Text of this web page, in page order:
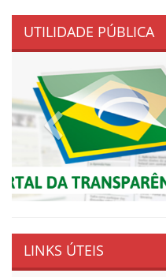
UTILIDADE PÚBLICA
Previous
LINKS ÚTEIS